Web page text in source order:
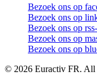
Bezoek ons op
Bezoek ons op
Bezoek ons op
Bezoek ons op
Bezoek ons op
© 2026 Euractiv FR. All